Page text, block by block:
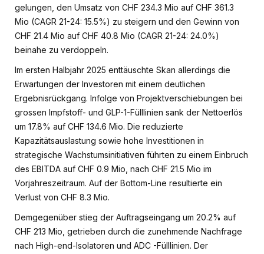
gelungen, den Umsatz von CHF 234.3 Mio auf CHF 361.3
Mio (CAGR 21-24: 15.5%) zu steigern und den Gewinn von
CHF 21.4 Mio auf CHF 40.8 Mio (CAGR 21-24: 24.0%)
beinahe zu verdoppeln.
Im ersten Halbjahr 2025 enttäuschte Skan allerdings die
Erwartungen der Investoren mit einem deutlichen
Ergebnisrückgang. Infolge von Projektverschiebungen bei
grossen Impfstoff- und GLP-1-Fülllinien sank der Nettoerlös
um 17.8% auf CHF 134.6 Mio. Die reduzierte
Kapazitätsauslastung sowie hohe Investitionen in
strategische Wachstumsinitiativen führten zu einem Einbruch
des EBITDA auf CHF 0.9 Mio, nach CHF 21.5 Mio im
Vorjahreszeitraum. Auf der Bottom-Line resultierte ein
Verlust von CHF 8.3 Mio.
Demgegenüber stieg der Auftragseingang um 20.2% auf
CHF 213 Mio, getrieben durch die zunehmende Nachfrage
nach High-end-Isolatoren und ADC -Fülllinien. Der